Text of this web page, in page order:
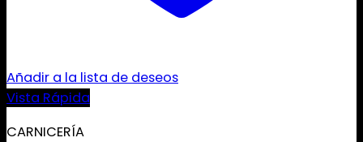
Añadir a la lista de deseos
Vista Rápida
CARNICERÍA